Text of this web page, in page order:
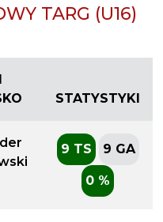
TARG (U16)
STATYSTYKI
9 TS 9 GA
0 %